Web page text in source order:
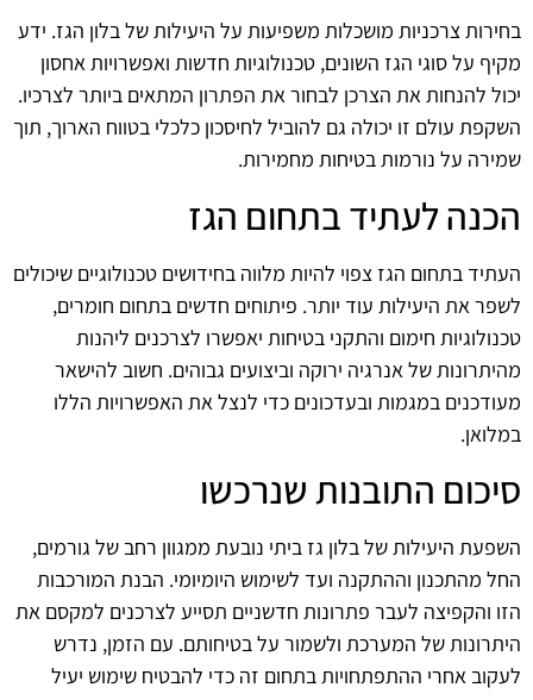
בחירות צרכניות מושכלות משפיעות על היעילות של בלון הגז. ידע
מקיף על סוגי הגז השונים, טכנולוגיות חדשות ואפשרויות אחסון
יכול להנחות את הצרכן לבחור את הפתרון המתאים ביותר לצרכיו.
השקפת עולם זו יכולה גם להוביל לחיסכון כלכלי בטווח הארוך, תוך
שמירה על נורמות בטיחות מחמירות.
הכנה לעתיד בתחום הגז
העתיד בתחום הגז צפוי להיות מלווה בחידושים טכנולוגיים שיכולים
לשפר את היעילות עוד יותר. פיתוחים חדשים בתחום חומרים,
טכנולוגיות חימום והתקני בטיחות יאפשרו לצרכנים ליהנות
מהיתרונות של אנרגיה ירוקה וביצועים גבוהים. חשוב להישאר
מעודכנים במגמות ובעדכונים כדי לנצל את האפשרויות הללו
במלואן.
סיכום התובנות שנרכשו
השפעת היעילות של בלון גז ביתי נובעת ממגוון רחב של גורמים,
החל מהתכנון וההתקנה ועד לשימוש היומיומי. הבנת המורכבות
הזו והקפיצה לעבר פתרונות חדשניים תסייע לצרכנים למקסם את
היתרונות של המערכת ולשמור על בטיחותם. עם הזמן, נדרש
לעקוב אחרי ההתפתחויות בתחום זה כדי להבטיח שימוש יעיל